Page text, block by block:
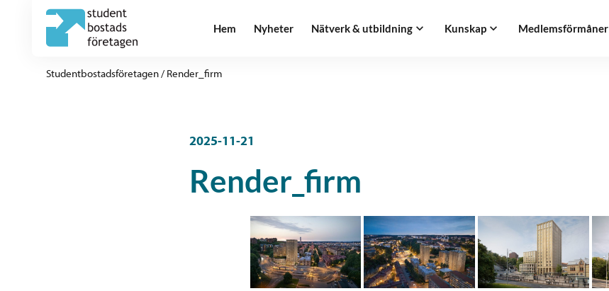
Hem Nyheter Nätverk & utbildning Kunskap Medlemsförmåner
Studentbostadsföretagen/ Render_firm
2025-11-21
Render_firm